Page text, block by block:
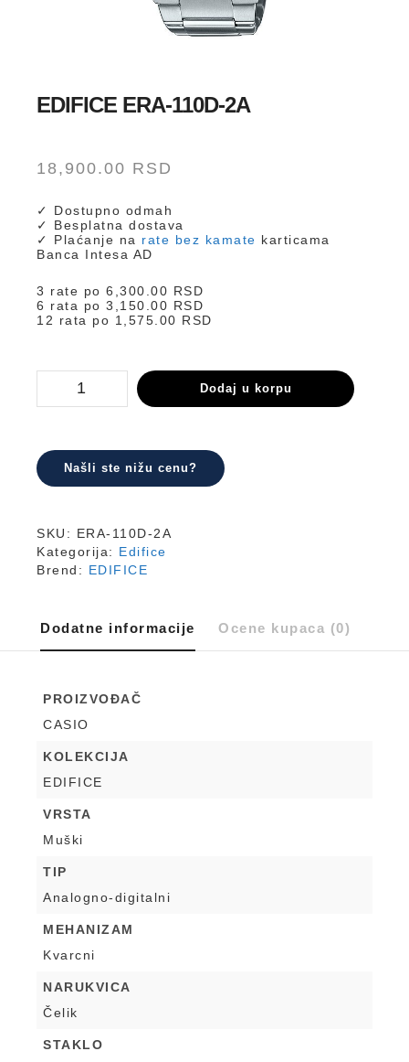
EDIFICE ERA-110D-2A
18,900.00 RSD
✓ Dostupno odmah
✓ Besplatna dostava
✓ Plaćanje na rate bez kamate karticama
Banca Intesa AD
3 rate po 6,300.00 RSD
6 rata po 3,150.00 RSD
12 rata po 1,575.00 RSD
2A
Dodaj u korpu
Našli ste nižu cenu?
SKU: ERA-110D-2A
Kategorija: Edifice
Brend: EDIFICE
Dodatne informacije Ocene kupaca (0)
PROIZVOĐAČ
CASIO
KOLEKCIJA
EDIFICE
VRSTA
Muški
TIP
Analogno-digitalni
MEHANIZAM
Kvarcni
NARUKVICA
Čelik
STAKLO